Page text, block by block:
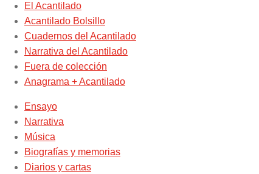
El Acantilado
Acantilado Bolsillo
Cuadernos del Acantilado
Narrativa del Acantilado
Fuera de colección
Anagrama + Acantilado
Ensayo
Narrativa
Música
Biografías y memorias
Diarios y cartas